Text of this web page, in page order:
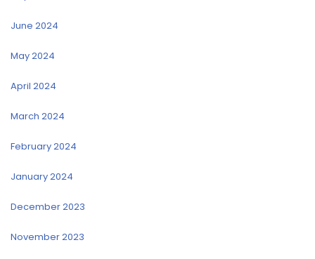
June 2024
May 2024
April 2024
March 2024
February 2024
January 2024
December 2023
November 2023